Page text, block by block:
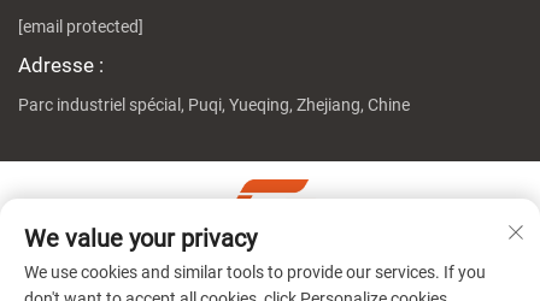
[email protected]
Adresse :
Parc industriel spécial, Puqi, Yueqing, Zhejiang, Chine
Copyright © Zhejiang Genuine Machine Co., Ltd. Tous droits
réservésPolitique de confidentialité
We value your privacy
We use cookies and similar tools to provide our services. If you